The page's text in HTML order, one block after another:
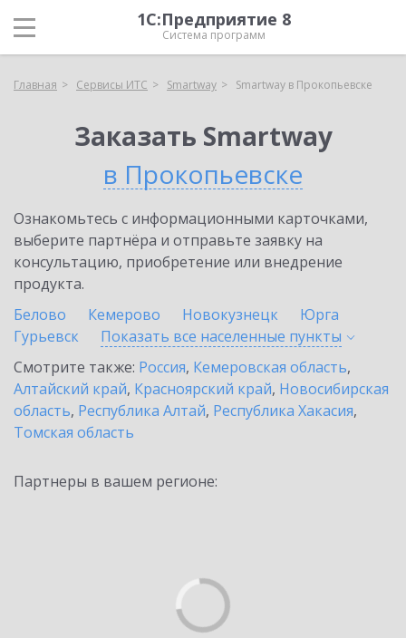
1С:Предприятие 8
Система программ
Главная Сервисы ИТС Smartway Smartway в Прокопьевске
Заказать Smartway
в Прокопьевске
Ознакомьтесь с информационными карточками,
выберите партнёра и отправьте заявку на
консультацию, приобретение или внедрение
продукта.
Белово
Кемерово Новокузнецк
Юрга
Гурьевск
Показать все населенные пункты
Смотрите также: Россия, Кемеровская область,
Алтайский край, Красноярский край, Новосибирская
область, Республика Алтай, Республика Хакасия,
Томская область
Партнеры в вашем регионе: